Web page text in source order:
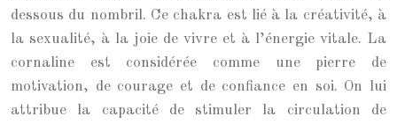
dessous du nombril. Ce chakra est lié à la créativité, à
la sexualité, à la joie de vivre et à l’énergie vitale. La
cornaline est considérée comme une pierre de
motivation, de courage et de confiance en soi. On lui
attribue la capacité de stimuler la circulation de